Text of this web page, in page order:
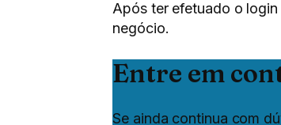
Após ter efetuado o
negócio.
Entre em
Se ainda continua com